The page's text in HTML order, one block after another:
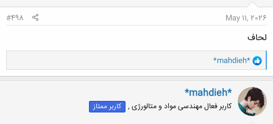
May 11, 2026
#498
لحاف
و
ا
ک
ن
ش
ه
ا
*mahdieh*
*mahdieh*
کاربر فعال مهندسی مواد و متالورژی , کاربر ممتاز